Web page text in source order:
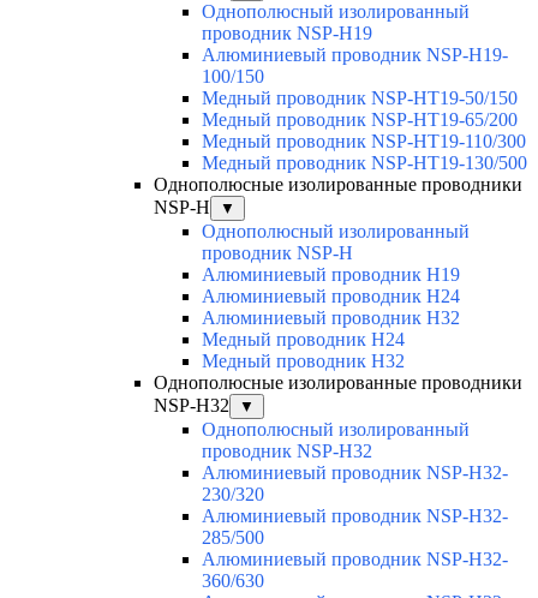
Однополюсный изолированный
проводник NSP-H19
Алюминиевый проводник NSP-H19-
100/150
Медный проводник NSP-HT19-50/150
Медный проводник NSP-HT19-65/200
Медный проводник NSP-HT19-110/300
Медный проводник NSP-HT19-130/500
Однополюсные изолированные проводники
NSP-H
▼
Однополюсный изолированный
проводник NSP-H
Алюминиевый проводник H19
Алюминиевый проводник H24
Алюминиевый проводник H32
Медный проводник H24
Медный проводник H32
Однополюсные изолированные проводники
NSP-H32
▼
Однополюсный изолированный
проводник NSP-H32
Алюминиевый проводник NSP-H32-
230/320
Алюминиевый проводник NSP-H32-
285/500
Алюминиевый проводник NSP-H32-
360/630